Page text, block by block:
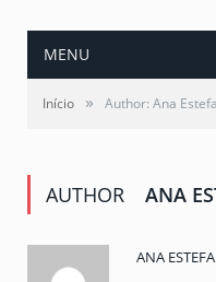
MENU
Início » Author: Ana
AUTHOR ANA
ANA